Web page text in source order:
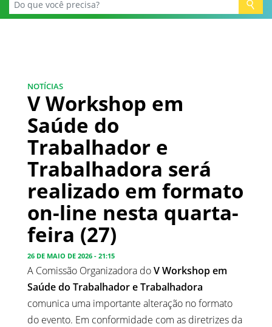
NOTÍCIAS
V Workshop em
Saúde do
Trabalhador e
Trabalhadora será
realizado em formato
on-line nesta quarta-
feira (27)
26 DE MAIO DE 2026 - 21:15
A Comissão Organizadora doV Workshop em
Saúde do Trabalhador e Trabalhadora
comunica uma importante alteração no formato
do evento. Em conformidade com as diretrizes da